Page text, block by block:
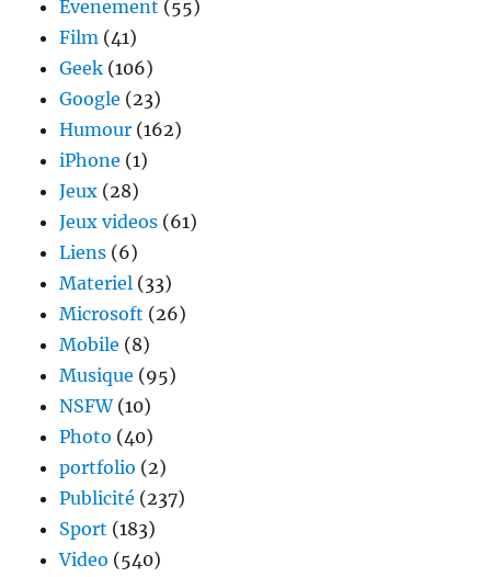
Evenement (55)
Film (41)
Geek (106)
Google (23)
Humour (162)
iPhone (1)
Jeux (28)
Jeux videos (61)
Liens (6)
Materiel (33)
Microsoft (26)
Mobile (8)
Musique (95)
NSFW(10)
Photo (40)
portfolio (2)
Publicité (237)
Sport (183)
Video (540)